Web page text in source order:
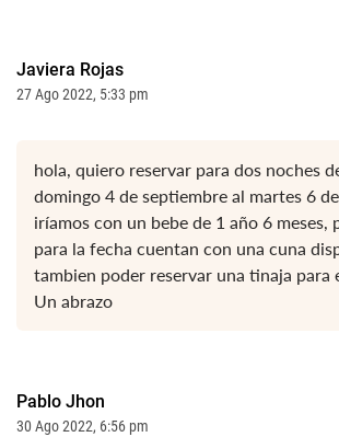
Javiera Rojas
27 Ago 2022, 5:33 pm
hola, quiero reservar para dos noches
domingo 4 de septiembre al martes 6
iríamos con un bebe de 1 año 6 meses,
para la fecha cuentan con una cuna
tambien poder reservar una tinaja para
Un abrazo
Pablo Jhon
30 Ago 2022, 6:56 pm